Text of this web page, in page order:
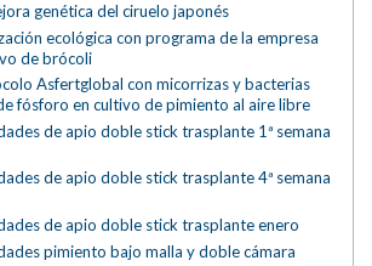
genética del ciruelo japonés
ecológica con programa de la empresa
de brócoli
Asfertglobal con micorrizas y bacterias
fósforo en cultivo de pimiento al aire libre
de apio doble stick trasplante 1ª semana
de apio doble stick trasplante 4ª semana
de apio doble stick trasplante enero
pimiento bajo malla y doble cámara